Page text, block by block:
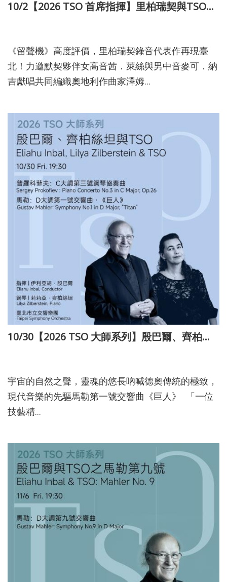
10/2【2026 TSO 首席指揮】里柏瑞契與TSO─抒情‧交響曲
《留聲機》高度評價，里柏瑞契錄音代表作再現臺
北！力邀默契夥伴女高音茜．萊絲與男中音麥可．納
吉獻唱共同編織奧地利作曲家澤姆...
10/30【2026 TSO 大師系列】殷巴爾、齊柏絲坦與TSO
宇宙的自然之聲，靈魂的悠長吶喊德奧傳統的極致，
現代音樂的先驅馬勒第一號交響曲《巨人》 「一位
技藝精...